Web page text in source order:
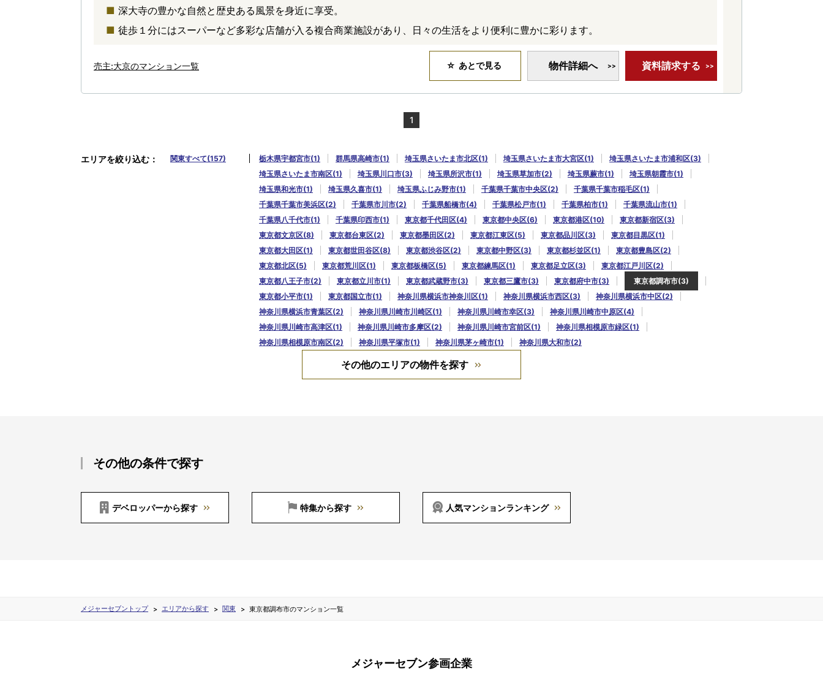
深大寺の豊かな自然と歴史ある風景を身近に享受。
徒歩１分にはスーパーなど多彩な店舗が入る複合商業施設があり、日々の生活をより便利に豊かに彩ります。
売主:大京のマンション一覧 あとで見る 物件詳細へ 資料請求する
1
エリアを絞り込む 関東すべて(157) 栃木県宇都宮市(1) 群馬県高崎市(1) 埼玉県さいたま市北区(1) 埼玉県さいたま市大宮区(1)
埼玉県さいたま市浦和区(3)
埼玉県さいたま市南区(1)
埼玉県川口市(3) 埼玉県所沢市(1) 埼玉県草加市(2) 埼玉県蕨市(1)
埼玉県朝霞市(1)
埼玉県和光市(1)
埼玉県久喜市(1) 埼玉県ふじみ野市(1) 千葉県千葉市中央区(2)
千葉県千葉市稲毛区(1)
千葉県千葉市美浜区(2)
千葉県市川市(2) 千葉県船橋市(4) 千葉県松戸市(1) 千葉県柏市(1)
千葉県流山市(1)
千葉県八千代市(1)
千葉県印西市(1) 東京都千代田区(4) 東京都中央区(6) 東京都港区(10)
東京都新宿区(3)
東京都文京区(8)
東京都台東区(2) 東京都墨田区(2) 東京都江東区(5) 東京都品川区(3)
東京都目黒区(1)
東京都大田区(1)
東京都世田谷区(8) 東京都渋谷区(2) 東京都中野区(3) 東京都杉並区(1)
東京都豊島区(2)
東京都北区(5)
東京都荒川区(1) 東京都板橋区(5) 東京都練馬区(1) 東京都足立区(3)
東京都江戸川区(2)
東京都八王子市(2)
東京都立川市(1) 東京都武蔵野市(3) 東京都三鷹市(3) 東京都府中市(3)
東京都調布市(3)
東京都小平市(1)
東京都国立市(1) 神奈川県横浜市神奈川区(1) 神奈川県横浜市西区(3)
神奈川県横浜市中区(2)
神奈川県横浜市青葉区(2)
神奈川県川崎市川崎区(1) 神奈川県川崎市幸区(3)
神奈川県川崎市中原区(4)
神奈川県川崎市高津区(1)
神奈川県川崎市多摩区(2) 神奈川県川崎市宮前区(1)
神奈川県相模原市緑区(1)
神奈川県相模原市南区(2)
神奈川県平塚市(1) 神奈川県茅ヶ崎市(1) 神奈川県大和市(2)
その他のエリアの物件を探す
その他の条件で探す
デベロッパーから探す 特集から探す 人気マンションランキング
メジャーセブントップ エリアから探す 関東 東京都調布市のマンション一覧
メジャーセブン参画企業